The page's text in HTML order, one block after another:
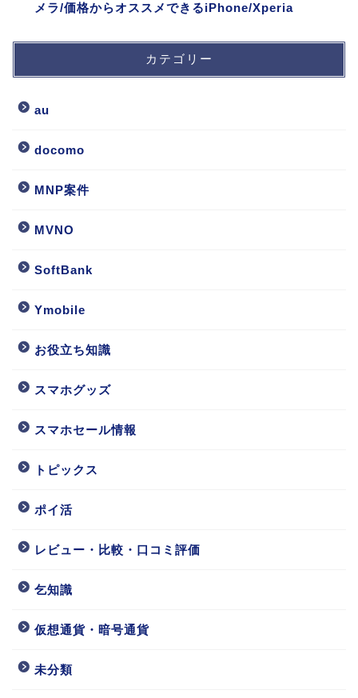
メラ/価格からオススメできるiPhone/Xperia
カテゴリー
au
docomo
MNP案件
MVNO
SoftBank
Ymobile
お役立ち知識
スマホグッズ
スマホセール情報
トピックス
ポイ活
レビュー・比較・口コミ評価
乞知識
仮想通貨・暗号通貨
未分類